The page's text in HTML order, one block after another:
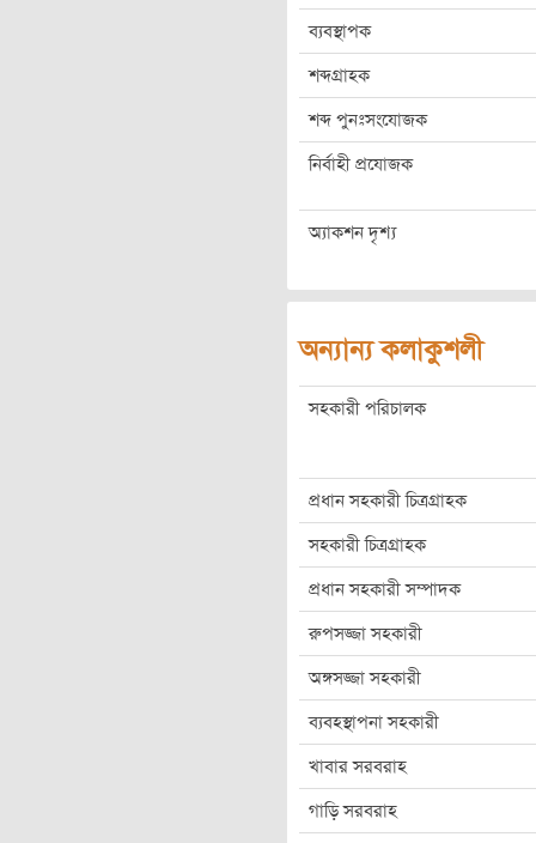
ব্যবস্থাপক
শব্দগ্রাহক
শব্দ পুনঃসংযোজক
নির্বাহী প্রযোজক
অ্যাকশন দৃশ্য
অন্যান্য কলাকুশলী
সহকারী পরিচালক
প্রধান সহকারী চিত্রগ্রাহক
সহকারী চিত্রগ্রাহক
প্রধান সহকারী সম্পাদক
রুপসজ্জা সহকারী
অঙ্গসজ্জা সহকারী
ব্যবহস্থাপনা সহকারী
খাবার সরবরাহ
গাড়ি সরবরাহ